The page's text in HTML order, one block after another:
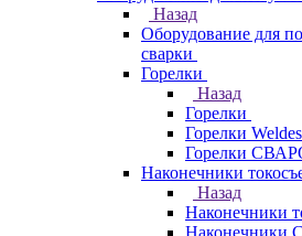
Назад
Оборудование для
сварки
Горелки
Назад
Горелки
Горелки
Горелки
Наконечники
Назад
Наконечники
Наконечники